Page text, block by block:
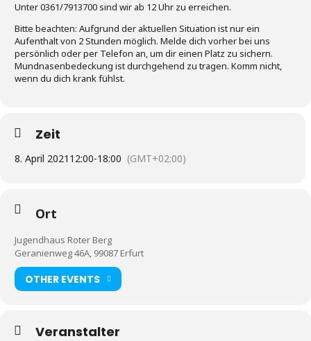
Unter 0361/7913700 sind wir ab 12 Uhr zu erreichen.
Bitte beachten: Aufgrund der aktuellen Situation ist nur ein
Aufenthalt von 2 Stunden möglich. Melde dich vorher bei uns
persönlich oder per Telefon an, um dir einen Platz zu sichern.
Mundnasenbedeckung ist durchgehend zu tragen. Komm nicht,
wenn du dich krank fühlst.
Zeit
8. April 2021 12:00-18:00 (GMT+02:00)
Ort
Jugendhaus Roter Berg
Geranienweg 46A, 99087 Erfurt
OTHER EVENTS
Veranstalter